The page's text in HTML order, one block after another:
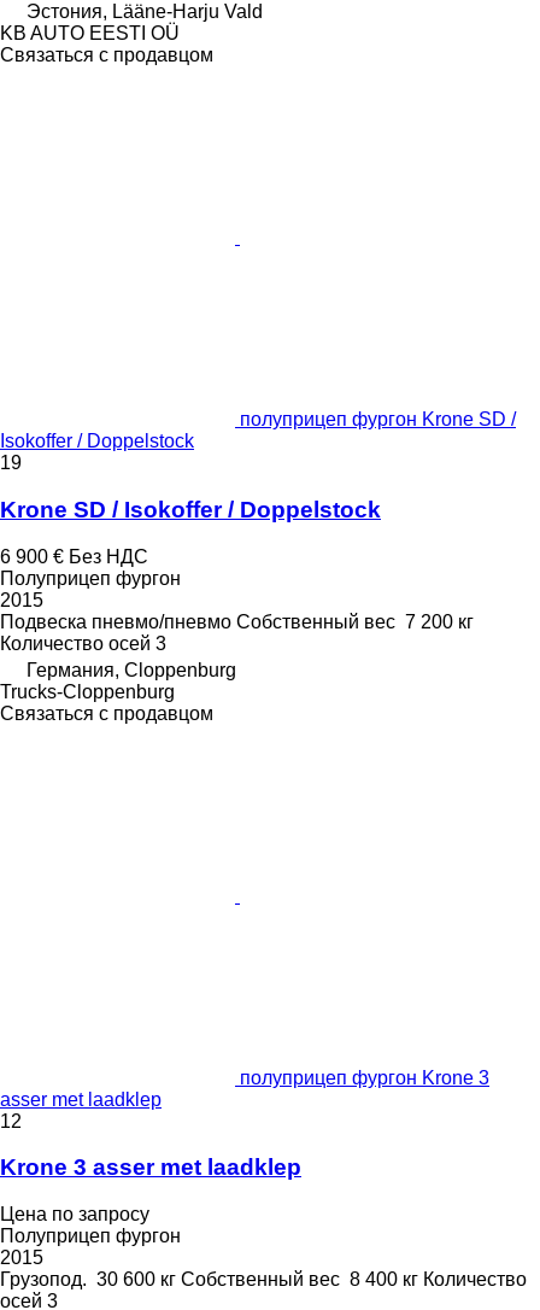
Эстония, Lääne-Harju Vald
KB AUTO EESTI OÜ
Связаться с продавцом
полуприцеп фургон Krone SD /
Isokoffer / Doppelstock
19
Krone SD / Isokoffer / Doppelstock
6 900 € Без НДС
Полуприцеп фургон
2015
Подвеска пневмо/пневмо Собственный вес 7 200 кг
Количество осей 3
Германия, Cloppenburg
Trucks-Cloppenburg
Связаться с продавцом
полуприцеп фургон Krone 3
asser met laadklep
12
Krone 3 asser met laadklep
Цена по запросу
Полуприцеп фургон
2015
Грузопод. 30 600 кг Собственный вес 8 400 кг Количество
осей 3